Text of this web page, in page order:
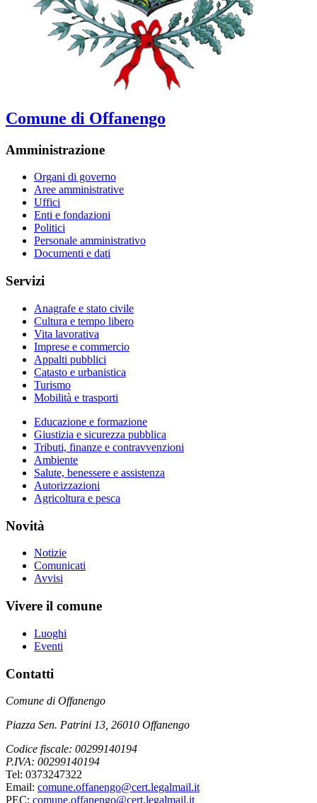
Comune di Offanengo
Amministrazione
Organi di governo
Aree amministrative
Uffici
Enti e fondazioni
Politici
Personale amministrativo
Documenti e dati
Servizi
Anagrafe e stato civile
Cultura e tempo libero
Vita lavorativa
Imprese e commercio
Appalti pubblici
Catasto e urbanistica
Turismo
Mobilità e trasporti
Educazione e formazione
Giustizia e sicurezza pubblica
Tributi, finanze e contravvenzioni
Ambiente
Salute, benessere e assistenza
Autorizzazioni
Agricoltura e pesca
Novità
Notizie
Comunicati
Avvisi
Vivere il comune
Luoghi
Eventi
Contatti
Comune di Offanengo
Piazza Sen. Patrini 13, 26010 Offanengo
Codice fiscale: 00299140194
P.IVA: 00299140194
Tel: 0373247322
Email: comune.offanengo@cert.legalmail.it
PEC: comune.offanengo@cert.legalmail.it